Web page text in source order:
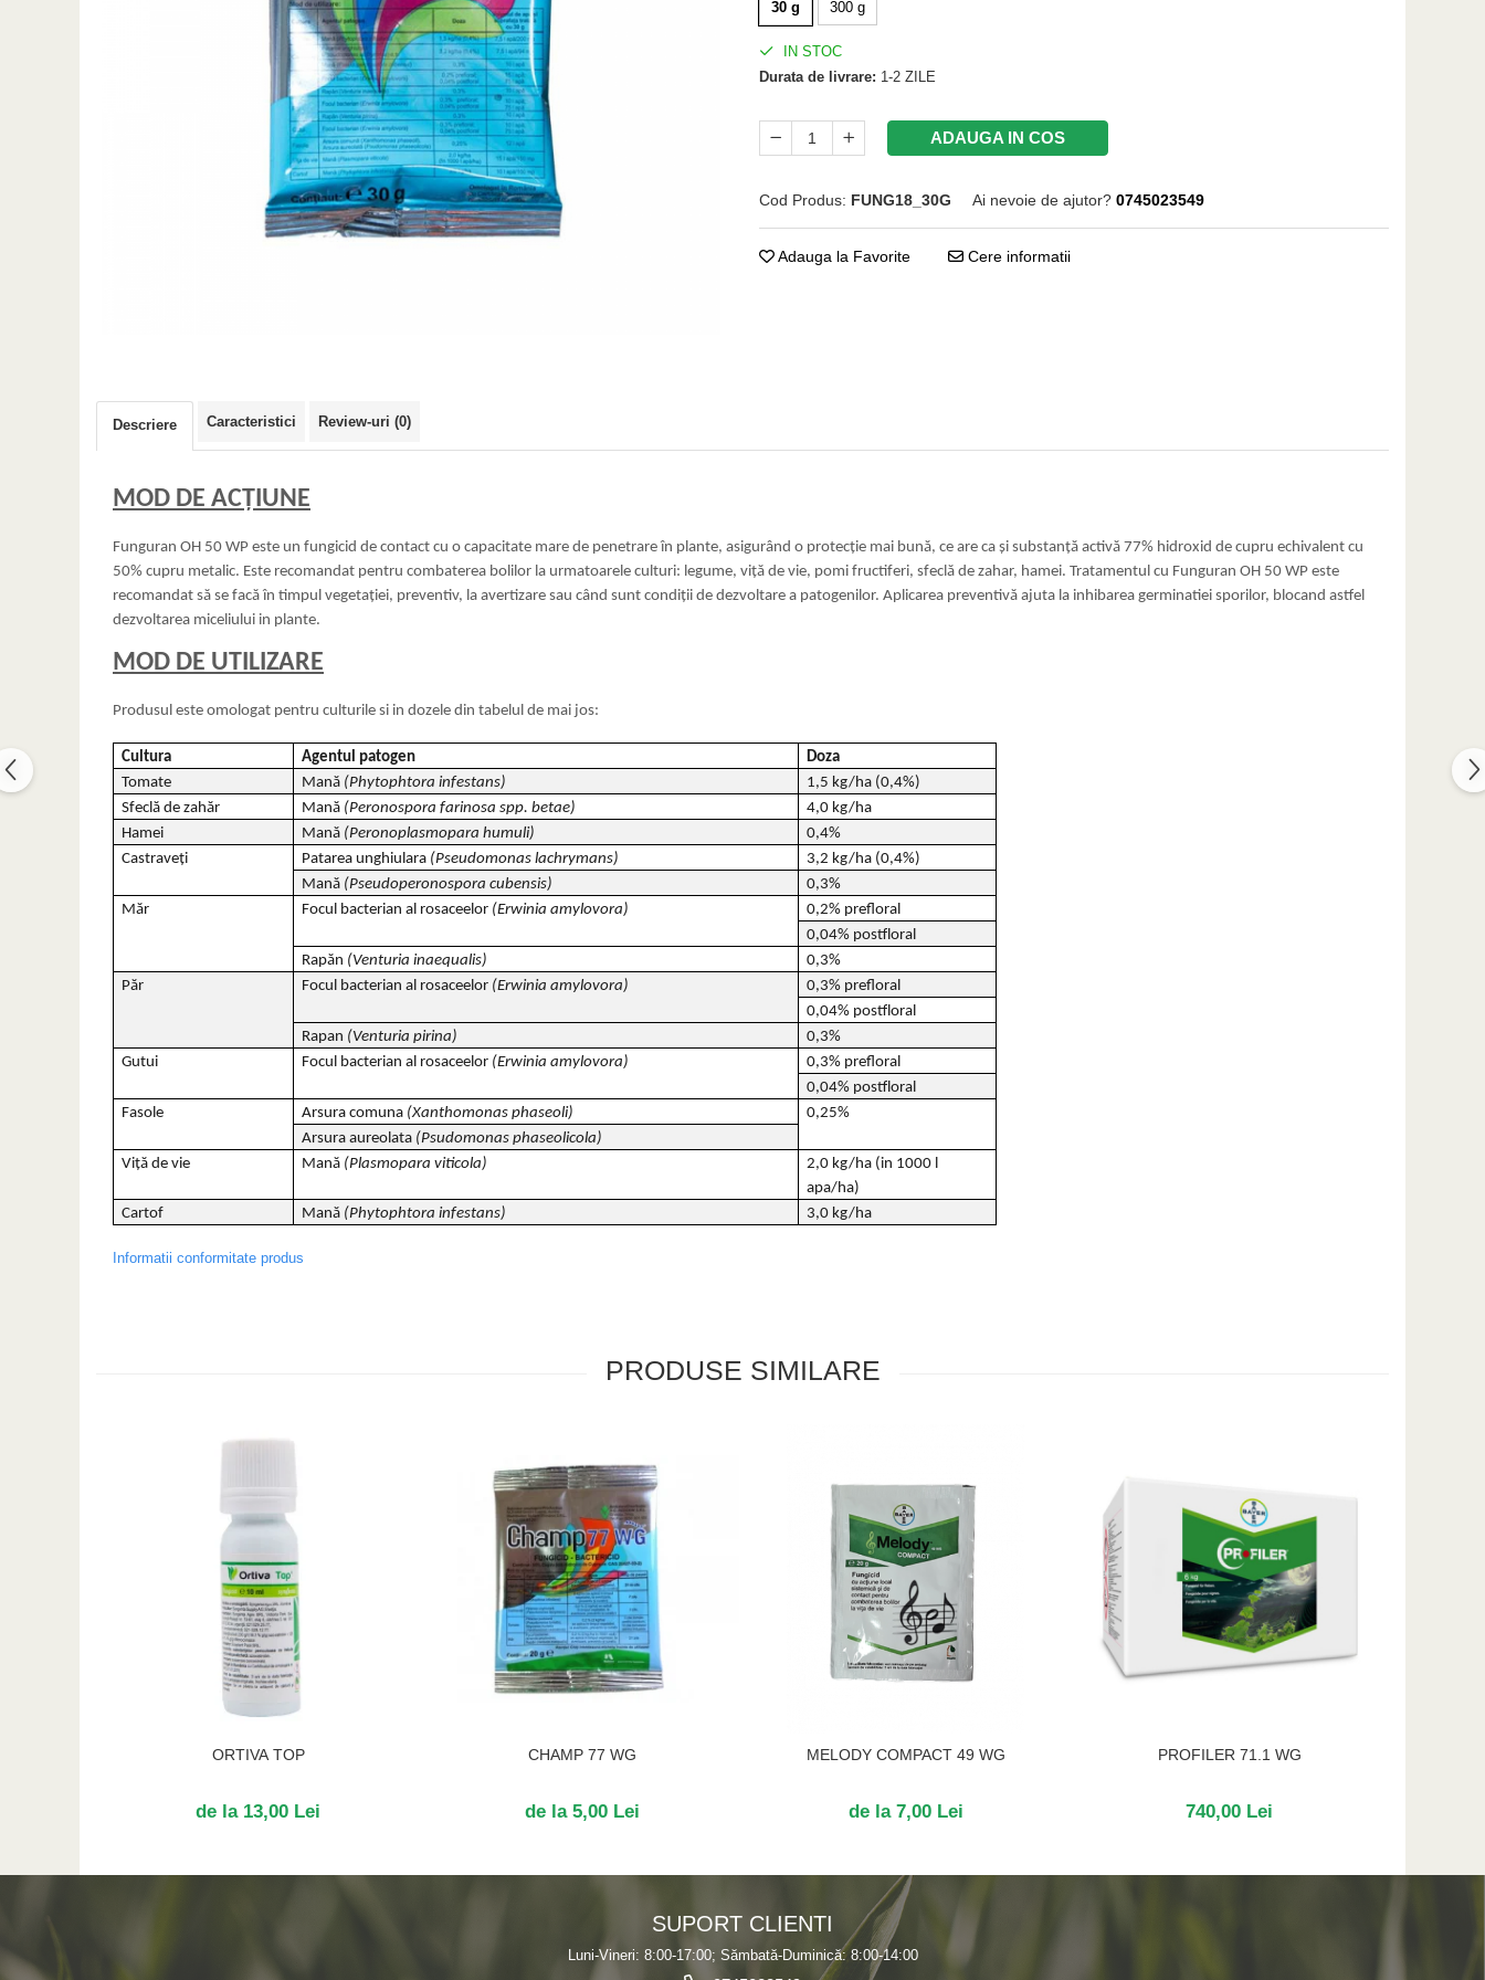
30 g 300 g
IN STOC
Durata de livrare: 1-2 ZILE
ADAUGA IN COS
Cod Produs: FUNG18_30G Ai nevoie de ajutor? 0745023549
Adauga la Favorite Cere informatii
Descriere Caracteristici Review-uri (0)
MOD DE ACŢIUNE
Funguran OH 50 WP este un fungicid de contact cu o capacitate mare de penetrare în plante, asigurând o protecție mai bună, ce are ca și substanță activă 77% hidroxid de cupru echivalent cu
50% cupru metalic. Este recomandat pentru combaterea bolilor la urmatoarele culturi: legume, viță de vie, pomi fructiferi, sfeclă de zahar, hamei. Tratamentul cu Funguran OH 50 WP este
recomandat să se facă în timpul vegetației, preventiv, la avertizare sau când sunt condiții de dezvoltare a patogenilor. Aplicarea preventivă ajuta la inhibarea germinatiei sporilor, blocand astfel
dezvoltarea miceliului in plante.
MOD DE UTILIZARE
Produsul este omologat pentru culturile si in dozele din tabelul de mai jos:
Cultura Agentul patogen
Doza
Tomate
Mană (Phytophtora infestans)
1,5 kg/ha (0,4%)
Sfeclă de zahăr
Mană (Peronospora farinosa spp. betae)
4,0 kg/ha
Hamei
Mană (Peronoplasmopara humuli)
0,4%
Castraveți
Patarea unghiulara (Pseudomonas lachrymans)
3,2 kg/ha (0,4%)
Mană (Pseudoperonospora cubensis)
0,3%
Măr
Focul bacterian al rosaceelor (Erwinia amylovora)
0,2% prefloral
0,04% postfloral
Rapăn (Venturia inaequalis)
0,3%
Păr
Focul bacterian al rosaceelor (Erwinia amylovora)
0,3% prefloral
0,04% postfloral
Rapan (Venturia pirina)
0,3%
Gutui
Focul bacterian al rosaceelor (Erwinia amylovora)
0,3% prefloral
0,04% postfloral
Fasole
Arsura comuna (Xanthomonas phaseoli)
0,25%
Arsura aureolata (Psudomonas phaseolicola)
Viță de vie
Mană (Plasmopara viticola)
2,0 kg/ha (in 1000 l
apa/ha)
Cartof
Mană (Phytophtora infestans) 3,0 kg/ha
Informatii conformitate produs
PRODUSE SIMILARE
ORTIVA TOP
de la 13,00 Lei
CHAMP 77 WG
de la 5,00 Lei
MELODY COMPACT 49 WG
de la 7,00 Lei
PROFILER 71.1 WG
740,00 Lei
SUPORT CLIENTI
Luni-Vineri: 8:00-17:00; Sămbată-Duminică: 8:00-14:00